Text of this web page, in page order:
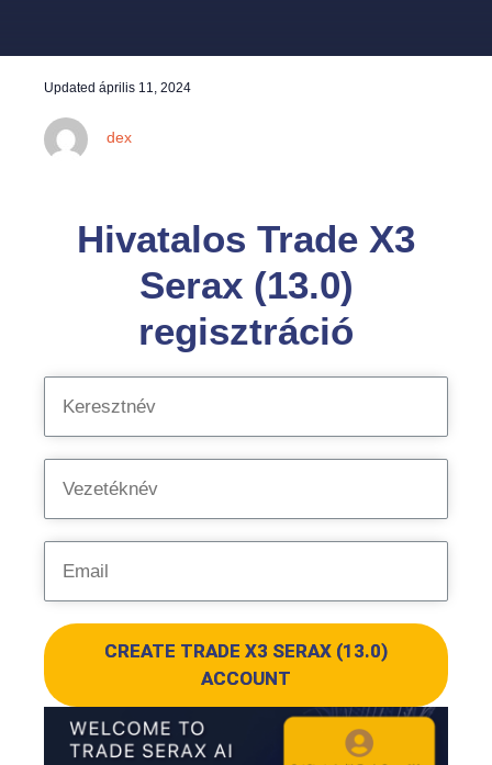
Updated április 11, 2024
dex
Hivatalos Trade X3
Serax (13.0)
regisztráció
CREATE TRADE X3 SERAX (13.0)
ACCOUNT